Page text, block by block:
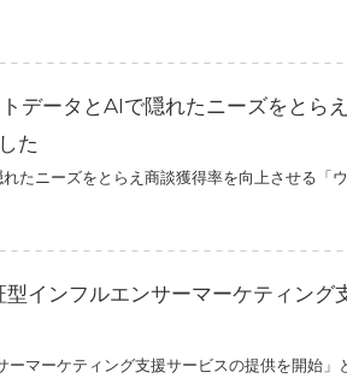
データとAIで隠れたニーズをとら
た
ニーズをとらえ商談獲得率を向上させる「
インフルエンサーマーケティング
マーケティング支援サービスの提供を開始」